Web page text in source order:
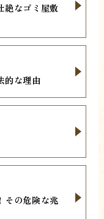
絶なゴミ屋敷
的な理由
その危険な兆